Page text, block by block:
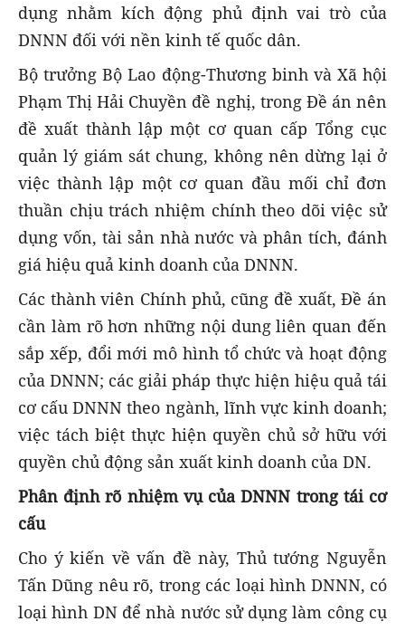
dụng nhằm kích động phủ định vai trò của
DNNN đối với nền kinh tế quốc dân.
Bộ trưởng Bộ Lao động-Thương binh và Xã hội
Phạm Thị Hải Chuyền đề nghị, trong Đề án nên
đề xuất thành lập một cơ quan cấp Tổng cục
quản lý giám sát chung, không nên dừng lại ở
việc thành lập một cơ quan đầu mối chỉ đơn
thuần chịu trách nhiệm chính theo dõi việc sử
dụng vốn, tài sản nhà nước và phân tích, đánh
giá hiệu quả kinh doanh của DNNN.
Các thành viên Chính phủ, cũng đề xuất, Đề án
cần làm rõ hơn những nội dung liên quan đến
sắp xếp, đổi mới mô hình tổ chức và hoạt động
của DNNN; các giải pháp thực hiện hiệu quả tái
cơ cấu DNNN theo ngành, lĩnh vực kinh doanh;
việc tách biệt thực hiện quyền chủ sở hữu với
quyền chủ động sản xuất kinh doanh của DN.
Phân định rõ nhiệm vụ của DNNN trong tái cơ
cấu
Cho ý kiến về vấn đề này, Thủ tướng Nguyễn
Tấn Dũng nêu rõ, trong các loại hình DNNN, có
loại hình DN để nhà nước sử dụng làm công cụ